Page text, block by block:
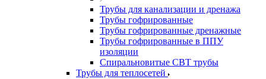
Трубы для канализации и дренажа
Трубы гофрированные
Трубы гофрированные дренажные
Трубы гофрированные в ППУ
изоляции
Спиральновитые СВТ трубы
Трубы для теплосетей